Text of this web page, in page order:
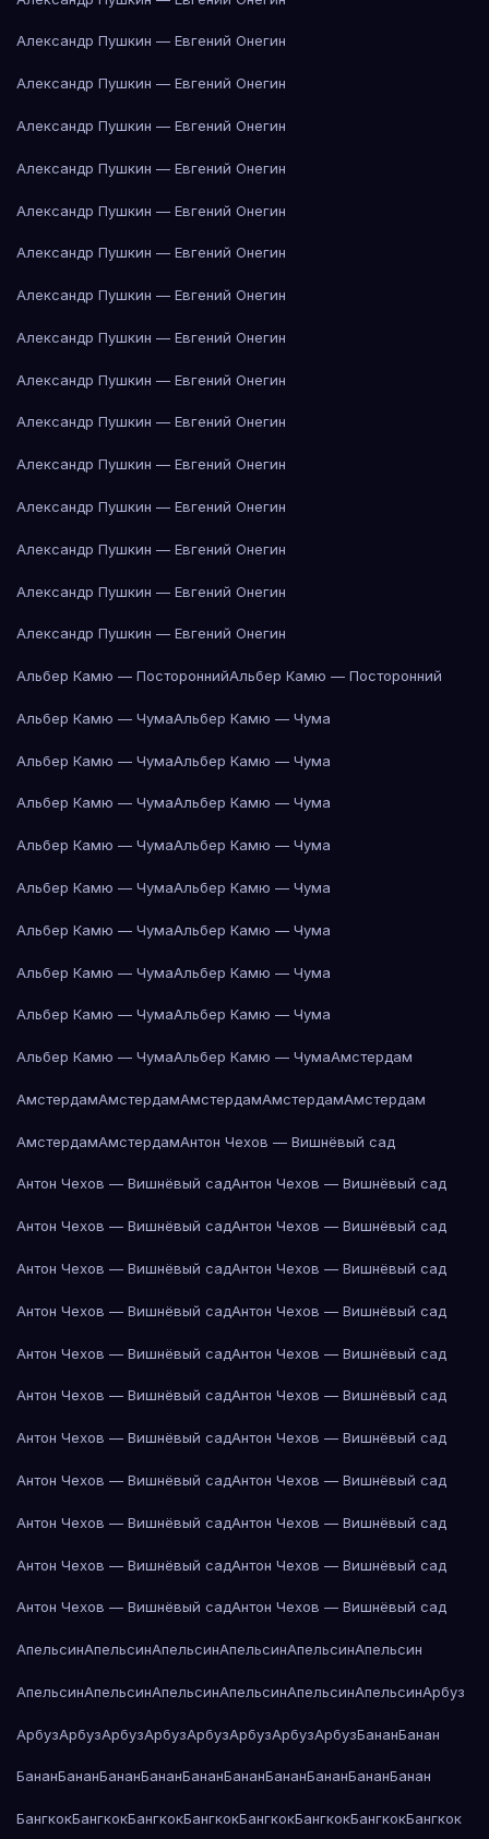
Александр Пушкин — Евгений Онегин
Александр Пушкин — Евгений Онегин
Александр Пушкин — Евгений Онегин
Александр Пушкин — Евгений Онегин
Александр Пушкин — Евгений Онегин
Александр Пушкин — Евгений Онегин
Александр Пушкин — Евгений Онегин
Александр Пушкин — Евгений Онегин
Александр Пушкин — Евгений Онегин
Александр Пушкин — Евгений Онегин
Александр Пушкин — Евгений Онегин
Александр Пушкин — Евгений Онегин
Александр Пушкин — Евгений Онегин
Александр Пушкин — Евгений Онегин
Александр Пушкин — Евгений Онегин
Альбер Камю — ПостороннийАльбер Камю — Посторонний
Альбер Камю — ЧумаАльбер Камю — Чума
Альбер Камю — ЧумаАльбер Камю — Чума
Альбер Камю — ЧумаАльбер Камю — Чума
Альбер Камю — ЧумаАльбер Камю — Чума
Альбер Камю — ЧумаАльбер Камю — Чума
Альбер Камю — ЧумаАльбер Камю — Чума
Альбер Камю — ЧумаАльбер Камю — Чума
Альбер Камю — ЧумаАльбер Камю — Чума
Альбер Камю — ЧумаАльбер Камю — ЧумаАмстердам
АмстердамАмстердамАмстердамАмстердамАмстердам
АмстердамАмстердамАнтон Чехов — Вишнёвый сад
Антон Чехов — Вишнёвый садАнтон Чехов — Вишнёвый сад
Антон Чехов — Вишнёвый садАнтон Чехов — Вишнёвый сад
Антон Чехов — Вишнёвый садАнтон Чехов — Вишнёвый сад
Антон Чехов — Вишнёвый садАнтон Чехов — Вишнёвый сад
Антон Чехов — Вишнёвый садАнтон Чехов — Вишнёвый сад
Антон Чехов — Вишнёвый садАнтон Чехов — Вишнёвый сад
Антон Чехов — Вишнёвый садАнтон Чехов — Вишнёвый сад
Антон Чехов — Вишнёвый садАнтон Чехов — Вишнёвый сад
Антон Чехов — Вишнёвый садАнтон Чехов — Вишнёвый сад
Антон Чехов — Вишнёвый садАнтон Чехов — Вишнёвый сад
Антон Чехов — Вишнёвый садАнтон Чехов — Вишнёвый сад
АпельсинАпельсинАпельсинАпельсинАпельсинАпельсин
АпельсинАпельсинАпельсинАпельсинАпельсинАпельсинАрбуз
АрбузАрбузАрбузАрбузАрбузАрбузАрбузАрбузБананБанан
БананБананБананБананБананБананБананБананБананБанан
БангкокБангкокБангкокБангкокБангкокБангкокБангкокБангкок